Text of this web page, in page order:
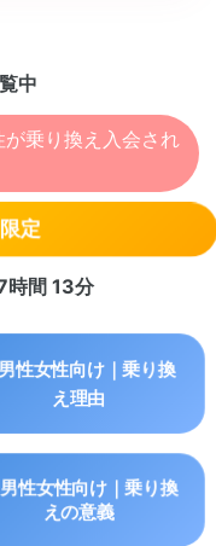
中
乗り換え入会され
定
時間 13分
男性女性向け｜乗り換
え理由
男性女性向け｜乗り換
えの意義